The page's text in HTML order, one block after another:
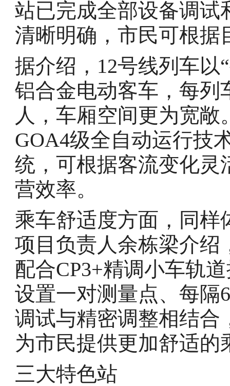
站已完成全部设备调试
清晰明确，市民可根据
据介绍，12号线列车以
铝合金电动客车，每列
人，车厢空间更为宽
GOA4级全自动运行技
统，可根据客流变化灵
营效率。
乘车舒适度方面，同样
项目负责人余栋梁介绍
配合CP3+精调小车轨
设置一对测量点、每隔
调试与精密调整相结合
为市民提供更加舒适的
三大特色站